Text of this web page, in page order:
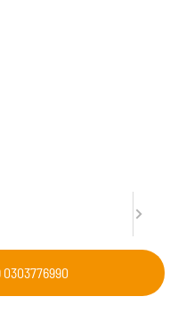
attraverso il
alla frequenza
Il Decreto
negativo sui
da Covid-19.
riguarda solo il 2020
manca il decreto del
i criteri e le
e di utilizzo delle
0303776990